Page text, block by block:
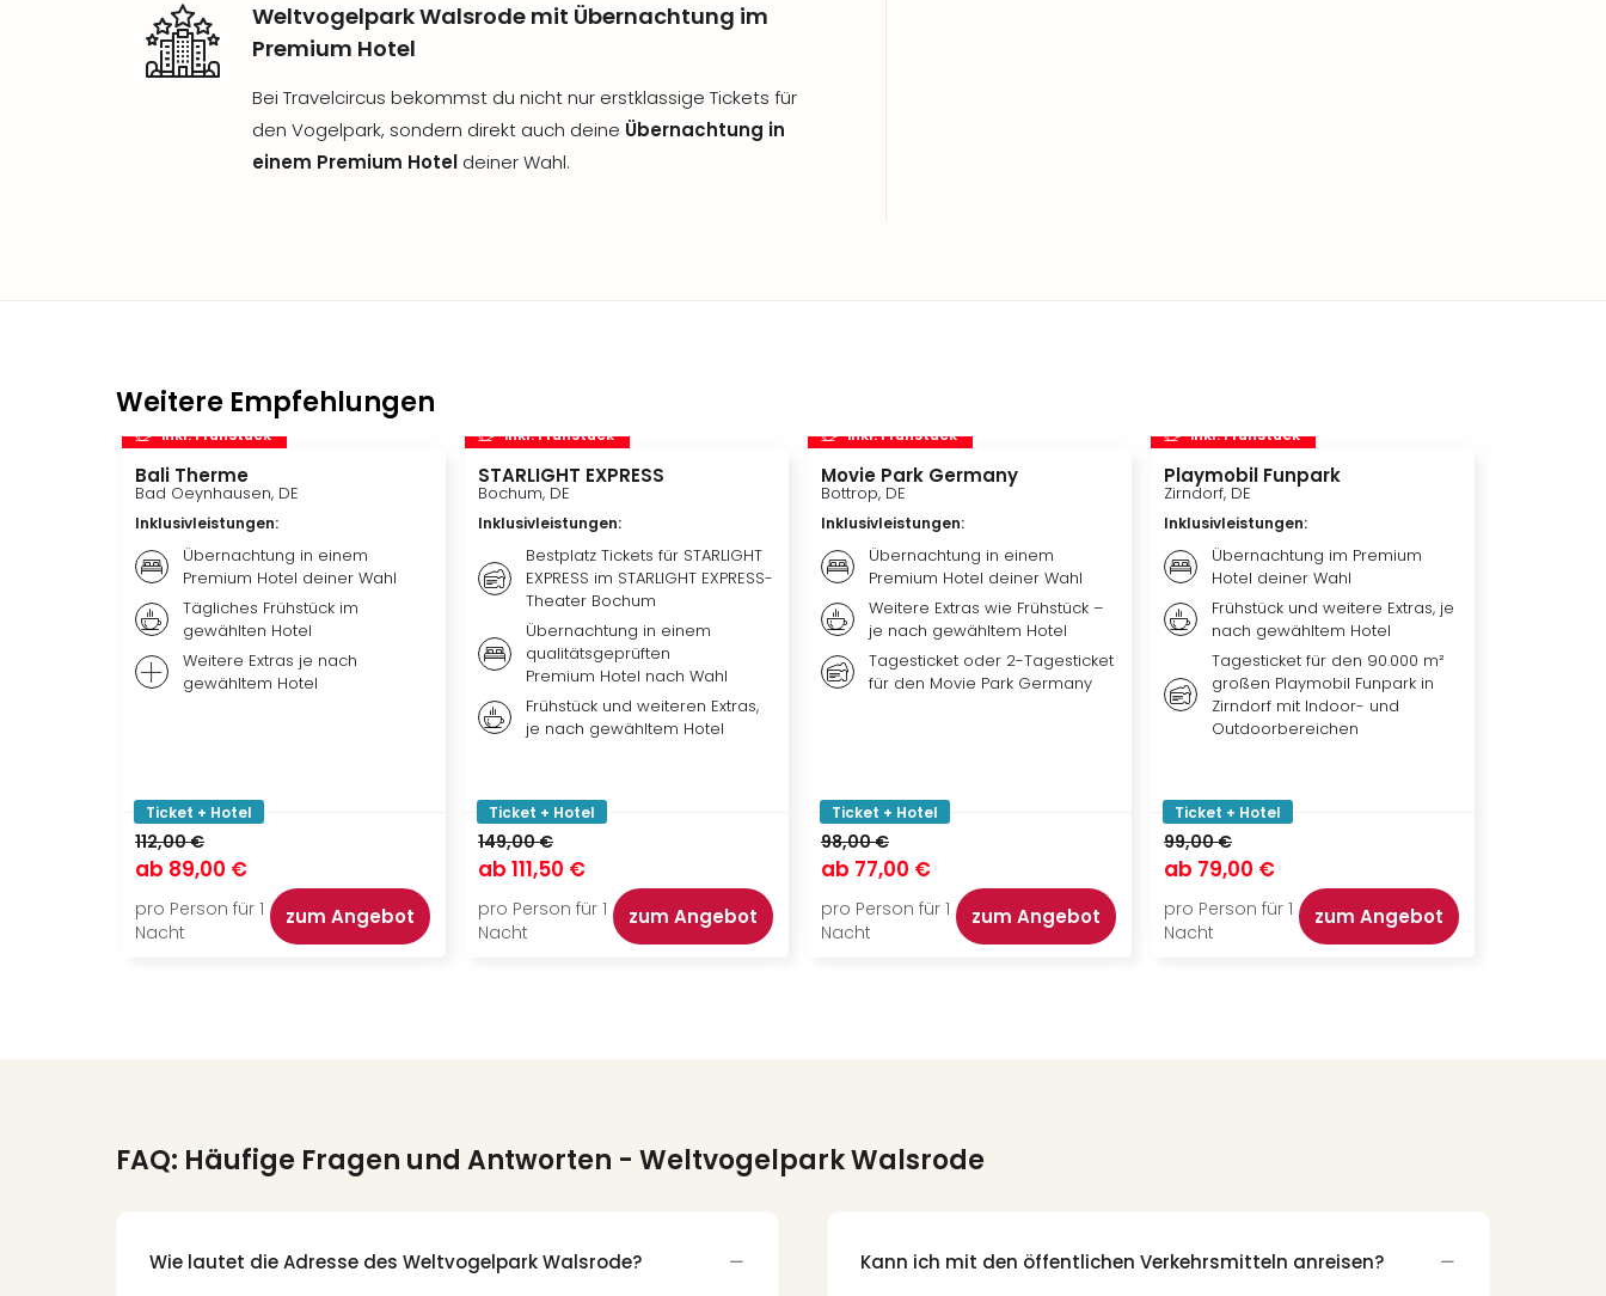
Weltvogelpark Walsrode mit Übernachtung im
Premium Hotel
Bei Travelcircus bekommst du nicht nur erstklassige Tickets für
den Vogelpark, sondern direkt auch deine Übernachtung in
einem Premium Hotel deiner Wahl.
Weitere Empfehlungen
inkl. Frühstück
Bali Therme
Bad Oeynhausen, DE
Inklusivleistungen:
Übernachtung in einem
Premium Hotel deiner Wahl
Tägliches Frühstück im
gewählten Hotel
Weitere Extras je nach
gewähltem Hotel
Ticket + Hotel
112,00 €
ab 89,00 €
pro Person für 1
Nacht
zum Angebot
inkl. Frühstück
STARLIGHT EXPRESS
Bochum, DE
Inklusivleistungen:
Bestplatz Tickets für STARLIGHT
EXPRESS im STARLIGHT EXPRESS-
Theater Bochum
Übernachtung in einem
qualitätsgeprüften
Premium Hotel nach Wahl
Frühstück und weiteren Extras,
je nach gewähltem Hotel
Ticket + Hotel
149,00 €
ab 111,50 €
pro Person für 1
Nacht
zum Angebot
inkl. Frühstück
Movie Park Germany
Bottrop, DE
Inklusivleistungen:
Übernachtung in einem
Premium Hotel deiner Wahl
Weitere Extras wie Frühstück –
je nach gewähltem Hotel
Tagesticket oder 2-Tagesticket
für den Movie Park Germany
Ticket + Hotel
98,00 €
ab 77,00 €
pro Person für 1
Nacht
zum Angebot
inkl. Frühstück
Playmobil Funpark
Zirndorf, DE
Inklusivleistungen:
Übernachtung im Premium
Hotel deiner Wahl
Frühstück und weitere Extras, je
nach gewähltem Hotel
Tagesticket für den 90.000 m²
großen Playmobil Funpark in
Zirndorf mit Indoor- und
Outdoorbereichen
Ticket + Hotel
99,00 €
ab 79,00 €
pro Person für 1
Nacht
zum Angebot
FAQ: Häufige Fragen und Antworten - Weltvogelpark Walsrode
Wie lautet die Adresse des Weltvogelpark Walsrode? Kann ich mit den öffentlichen Verkehrsmitteln anreisen?